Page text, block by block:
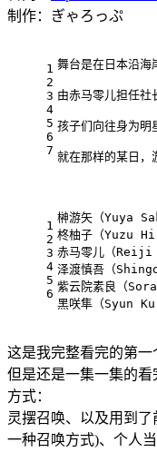
制作：ぎゃろっぷ
1
2
3
4
5
6
7
舞台是在日本沿海
由赤马零儿担任社
孩子们向往身为明
就在那样的某日，
1
2
3
4
5
6
榊游矢（Yuya
柊柚子（Yuzu
赤马零儿（Reiji
泽渡慎吾（
紫云院素良（
黑咲隼（Syun
这是我完整看完的第一
但是还是一集一集的
方式：
灵摆召唤、以及用到
一种召唤方式)、个人